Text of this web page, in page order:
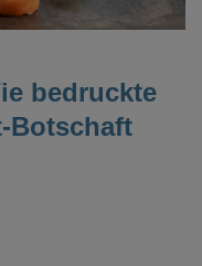
bedruckte
Botschaft